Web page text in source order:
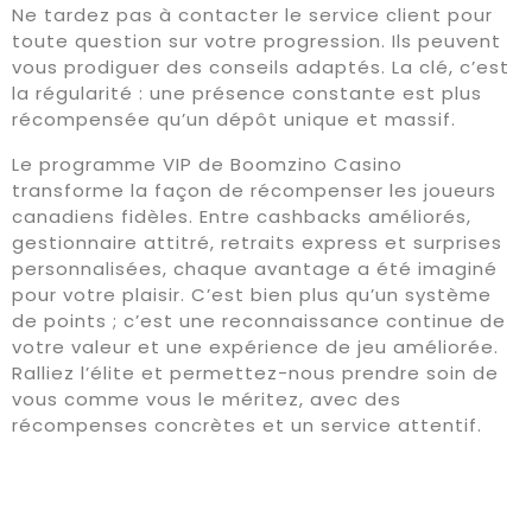
Ne tardez pas à contacter le service client pour
toute question sur votre progression. Ils peuvent
vous prodiguer des conseils adaptés. La clé, c’est
la régularité : une présence constante est plus
récompensée qu’un dépôt unique et massif.
Le programme VIP de Boomzino Casino
transforme la façon de récompenser les joueurs
canadiens fidèles. Entre cashbacks améliorés,
gestionnaire attitré, retraits express et surprises
personnalisées, chaque avantage a été imaginé
pour votre plaisir. C’est bien plus qu’un système
de points ; c’est une reconnaissance continue de
votre valeur et une expérience de jeu améliorée.
Ralliez l’élite et permettez-nous prendre soin de
vous comme vous le méritez, avec des
récompenses concrètes et un service attentif.